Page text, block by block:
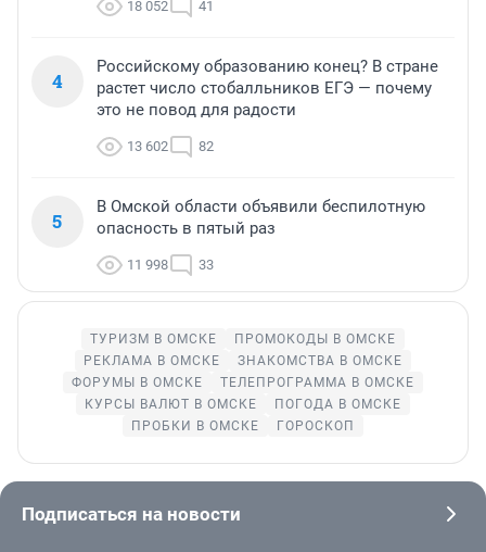
18 052 41
4
Российскому образованию конец? В стране
растет число стобалльников ЕГЭ — почему
это не повод для радости
13 602 82
5
В Омской области объявили беспилотную
опасность в пятый раз
11 998 33
ТУРИЗМ В ОМСКЕ
ПРОМОКОДЫ В ОМСКЕ
РЕКЛАМА В ОМСКЕ
ЗНАКОМСТВА В ОМСКЕ
ФОРУМЫ В ОМСКЕ
ТЕЛЕПРОГРАММА В ОМСКЕ
КУРСЫ ВАЛЮТ В ОМСКЕ
ПОГОДА В ОМСКЕ
ПРОБКИ В ОМСКЕ
ГОРОСКОП
Подписаться на новости